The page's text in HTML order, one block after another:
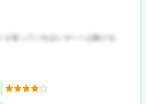
を取っていればレポートは書ける。
4